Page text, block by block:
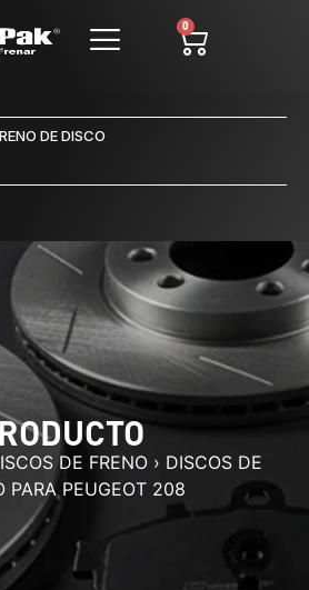
0
DE DISCO
DE FRENO › DISCOS DE
PARA PEUGEOT 208